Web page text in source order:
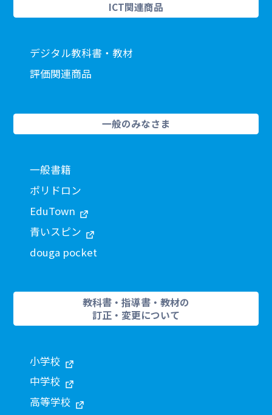
ICT関連商品
デジタル教科書・教材
評価関連商品
一般のみなさま
一般書籍
ポリドロン
EduTown
青いスピン
douga pocket
教科書・指導書・教材の
訂正・変更について
小学校
中学校
高等学校